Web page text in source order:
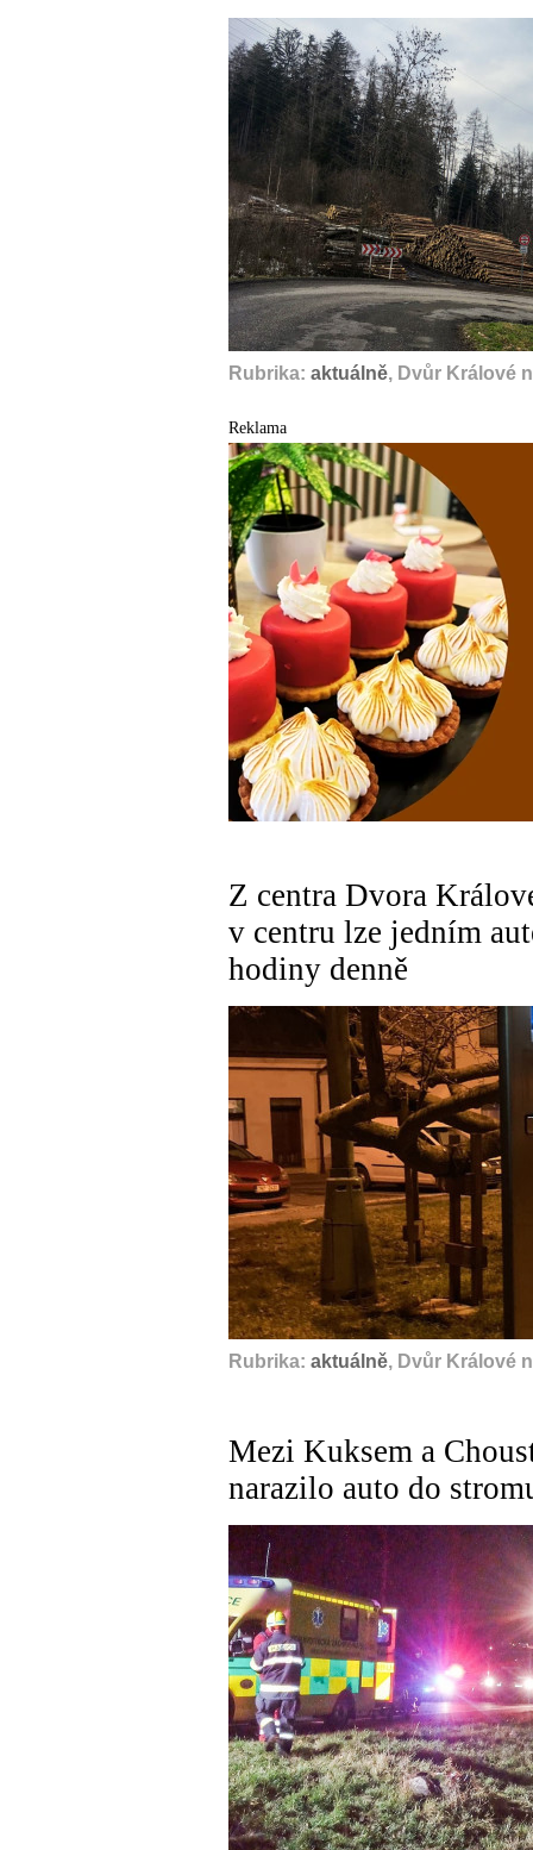
Rubrika: aktuálně, Dvůr Králové
Reklama
Z centra Dvora
v centru lze jedním
hodiny denně
Rubrika: aktuálně, Dvůr Králové
Mezi Kuksem a
narazilo auto do